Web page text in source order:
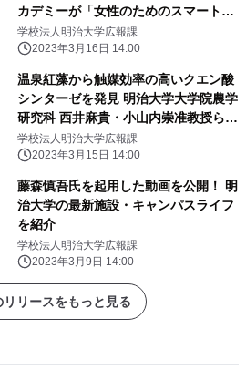
カデミーが「女性のためのスマートキ
ャリアプログラム わたしらしくReス
タートコース」の受講生を募集中です
学校法人明治大学広報課
2023年3月16日 14:00
温泉紅藻から触媒効率の高いクエン酸
シンターゼを発見 明治大学大学院農学
研究科 西井麻貴・小山内崇准教授らの
研究グループ
学校法人明治大学広報課
2023年3月15日 14:00
藤森慎吾氏を起用した動画を公開！ 明
治大学の最新施設・キャンパスライフ
を紹介
学校法人明治大学広報課
2023年3月9日 14:00
リリースをもっと見る